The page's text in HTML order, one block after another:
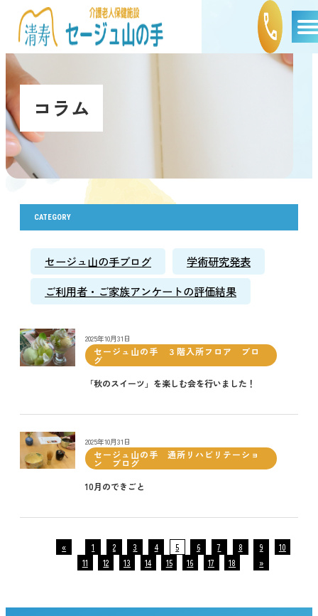
コラム
CATEGORY
セージュ山の手ブログ
学術研究発表
ご利用者・ご家族アンケートの評価結果
2025年10月31日
セージュ山の手 ３階入所フロア ブロ
グ
「秋のスイーツ」を楽しむ会を行いました！
2025年10月31日
セージュ山の手 通所リハビリテーショ
ン ブログ
10月のできごと
« 1 2 3 4 5 6 7 8 9
10
11
12 13 14 15 16 17 18 »